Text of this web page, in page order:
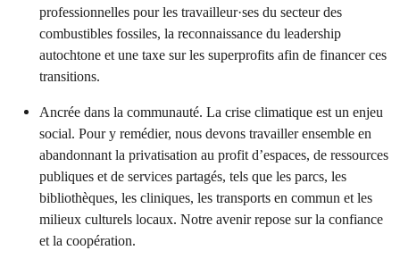
professionnelles pour les travailleur·ses du secteur des
combustibles fossiles, la reconnaissance du leadership
autochtone et une taxe sur les superprofits afin de financer ces
transitions.
Ancrée dans la communauté. La crise climatique est un enjeu
social. Pour y remédier, nous devons travailler ensemble en
abandonnant la privatisation au profit d’espaces, de ressources
publiques et de services partagés, tels que les parcs, les
bibliothèques, les cliniques, les transports en commun et les
milieux culturels locaux. Notre avenir repose sur la confiance
et la coopération.